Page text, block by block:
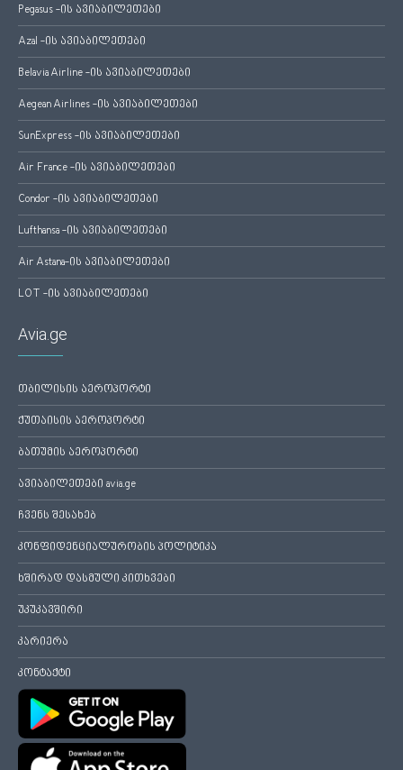
Pegasus -ის ავიაბილეთები
Azal -ის ავიაბილეთები
Belavia Airline -ის ავიაბილეთები
Aegean Airlines -ის ავიაბილეთები
SunExpress -ის ავიაბილეთები
Air France -ის ავიაბილეთები
Condor -ის ავიაბილეთები
Lufthansa -ის ავიაბილეთები
Air Astana-ის ავიაბილეთები
LOT -ის ავიაბილეთები
Avia.ge
თბილისის აეროპორტი
ქუთაისის აეროპორტი
ბათუმის აეროპორტი
ავიაბილეთები avia.ge
ჩვენს შესახებ
კონფიდენციალურობის პოლიტიკა
ხშირად დასმული კითხვები
უკუკავშირი
კარიერა
კონტაქტი